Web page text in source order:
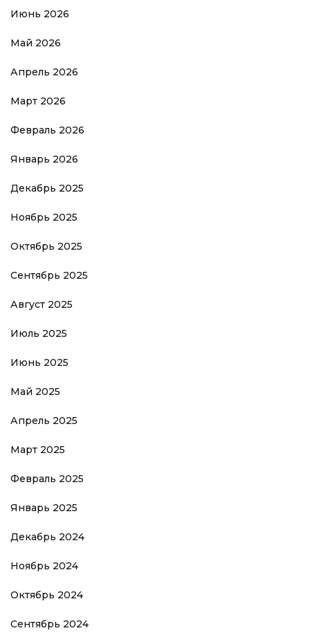
Июнь 2026
Май 2026
Апрель 2026
Март 2026
Февраль 2026
Январь 2026
Декабрь 2025
Ноябрь 2025
Октябрь 2025
Сентябрь 2025
Август 2025
Июль 2025
Июнь 2025
Май 2025
Апрель 2025
Март 2025
Февраль 2025
Январь 2025
Декабрь 2024
Ноябрь 2024
Октябрь 2024
Сентябрь 2024